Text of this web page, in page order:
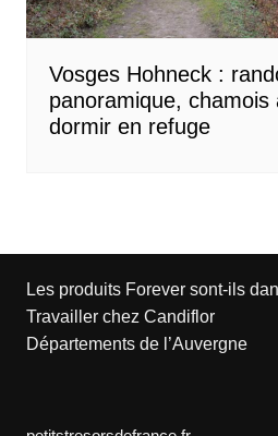
Vosges Hohneck :
panoramique, chamois
dormir en refuge
Les produits Forever sont-ils
Travailler chez Candiflor
Départements de l’Auvergne